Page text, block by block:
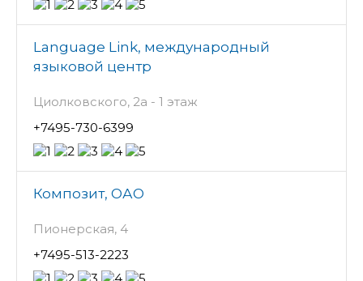
Language Link, международный
языковой центр
Циолковского, 2а - 1 этаж
+7495-730-6399
Композит, ОАО
Пионерская, 4
+7495-513-2223